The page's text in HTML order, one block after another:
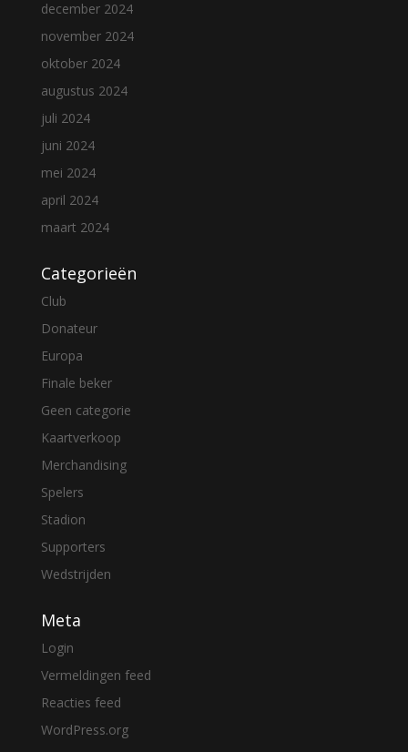
december 2024
november 2024
oktober 2024
augustus 2024
juli 2024
juni 2024
mei 2024
april 2024
maart 2024
Categorieën
Club
Donateur
Europa
Finale beker
Geen categorie
Kaartverkoop
Merchandising
Spelers
Stadion
Supporters
Wedstrijden
Meta
Login
Vermeldingen feed
Reacties feed
WordPress.org